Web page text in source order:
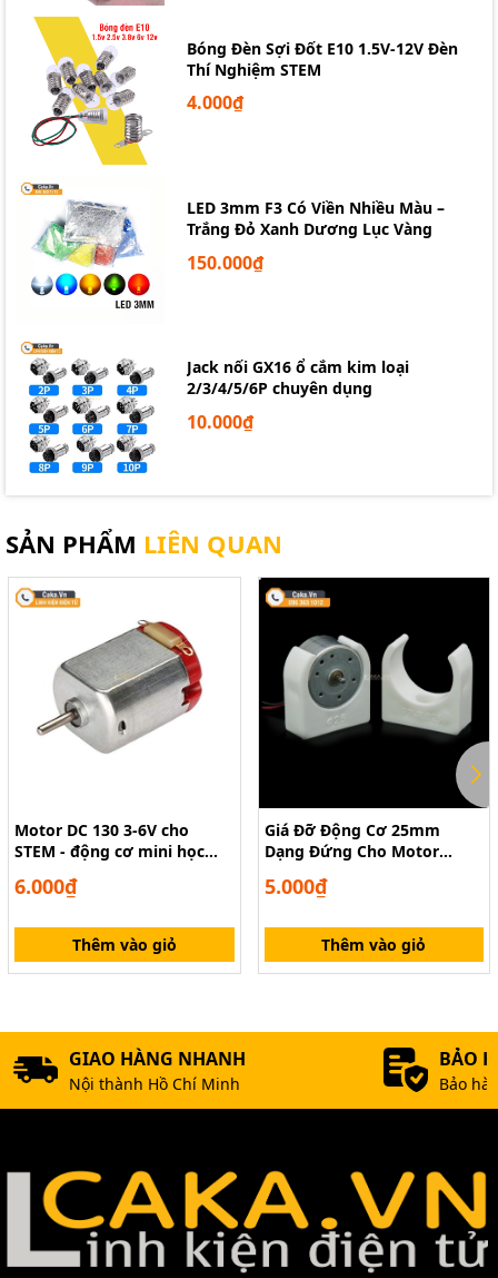
Bóng Đèn Sợi Đốt E10 1.5V-12V Đèn
Thí Nghiệm STEM
4.000₫
LED 3mm F3 Có Viền Nhiều Màu –
Trắng Đỏ Xanh Dương Lục Vàng
150.000₫
Jack nối GX16 ổ cắm kim loại
2/3/4/5/6P chuyên dụng
10.000₫
SẢN PHẨM LIÊN QUAN
Motor DC 130 3-6V cho
STEM - động cơ mini học
6.000₫
Thêm vào giỏ
Giá Đỡ Động Cơ 25mm
Dạng Đứng Cho Motor
Mô Hình
5.000₫
Thêm vào giỏ
GIAO HÀNG NHANH
Nội thành Hồ Chí Minh
BẢO
Bảo